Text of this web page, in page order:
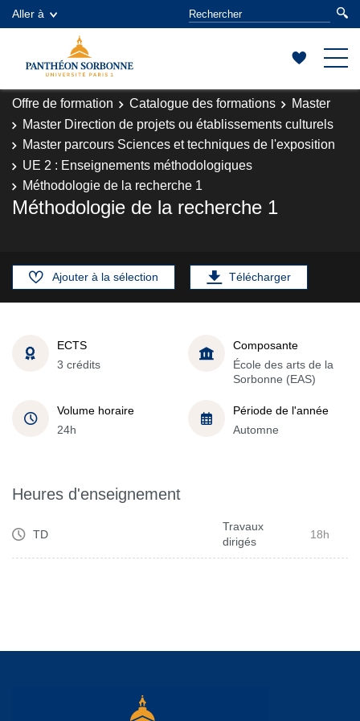
Aller à
Offre de formation Catalogue des formations
Master
Master Direction de projets ou établissements culturels
Master parcours Sciences et techniques de l'exposition
UE 2 : Enseignements méthodologiques
Méthodologie de la recherche 1
Méthodologie de la recherche 1
Ajouter à la sélection Télécharger
ECTS
3 crédits
Composante
École des arts de la
Sorbonne (EAS)
Volume horaire
24h
Période de l'année
Automne
Heures d'enseignement
TD
Travaux
dirigés
18h